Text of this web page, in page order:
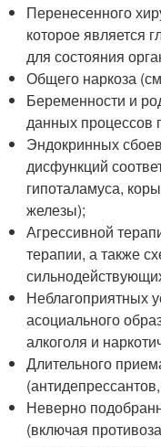
Перенесенного
которое является
для состояния
Общего наркоза
Беременности и
данных процессов
Эндокринных
дисфункций
гипоталамуса,
железы);
Агрессивной
терапии, а также
Неблагоприятных
асоциального
алкоголя и
Длительного
Неверно
(включая